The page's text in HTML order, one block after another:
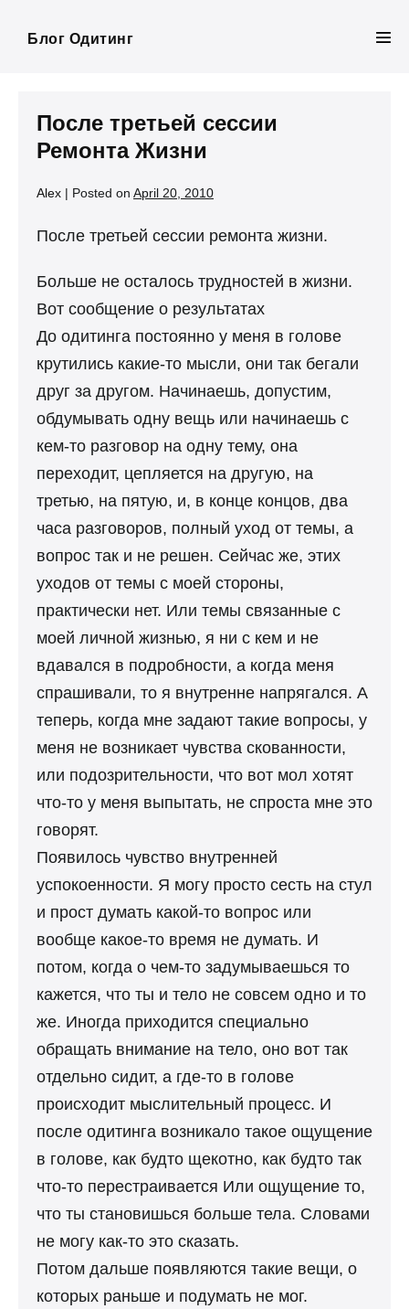
Блог Одитинг
После третьей сессии
Ремонта Жизни
Alex | Posted on April 20, 2010
После третьей сессии ремонта жизни.
Больше не осталось трудностей в жизни.
Вот сообщение о результатах
До одитинга постоянно у меня в голове
крутились какие-то мысли, они так бегали
друг за другом. Начинаешь, допустим,
обдумывать одну вещь или начинаешь с
кем-то разговор на одну тему, она
переходит, цепляется на другую, на
третью, на пятую, и, в конце концов, два
часа разговоров, полный уход от темы, а
вопрос так и не решен. Сейчас же, этих
уходов от темы с моей стороны,
практически нет. Или темы связанные с
моей личной жизнью, я ни с кем и не
вдавался в подробности, а когда меня
спрашивали, то я внутренне напрягался. А
теперь, когда мне задают такие вопросы, у
меня не возникает чувства скованности,
или подозрительности, что вот мол хотят
что-то у меня выпытать, не спроста мне это
говорят.
Появилось чувство внутренней
успокоенности. Я могу просто сесть на стул
и прост думать какой-то вопрос или
вообще какое-то время не думать. И
потом, когда о чем-то задумываешься то
кажется, что ты и тело не совсем одно и то
же. Иногда приходится специально
обращать внимание на тело, оно вот так
отдельно сидит, а где-то в голове
происходит мыслительный процесс. И
после одитинга возникало такое ощущение
в голове, как будто щекотно, как будто так
что-то перестраивается Или ощущение то,
что ты становишься больше тела. Словами
не могу как-то это сказать.
Потом дальше появляются такие вещи, о
которых раньше и подумать не мог.